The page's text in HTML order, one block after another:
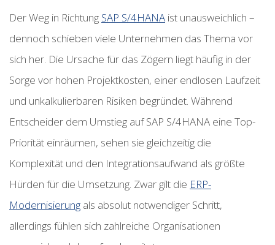
Der Weg in Richtung SAP S/4HANA ist unausweichlich –
dennoch schieben viele Unternehmen das Thema vor
sich her. Die Ursache für das Zögern liegt häufig in der
Sorge vor hohen Projektkosten, einer endlosen Laufzeit
und unkalkulierbaren Risiken begründet. Während
Entscheider dem Umstieg auf SAP S/4HANA eine Top-
Priorität einräumen, sehen sie gleichzeitig die
Komplexität und den Integrationsaufwand als größte
Hürden für die Umsetzung. Zwar gilt die ERP-
Modernisierung als absolut notwendiger Schritt,
allerdings fühlen sich zahlreiche Organisationen